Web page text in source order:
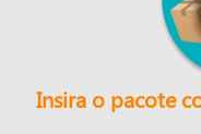
Insira o pacote